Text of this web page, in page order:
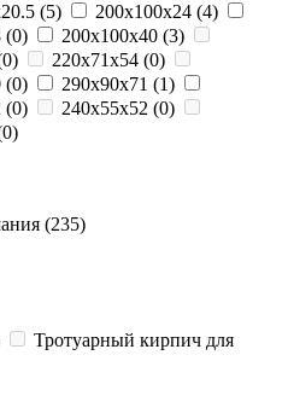
(5) 200x100x24 (4)
(0) 200х100х40 (3)
0) 220x71x54 (0)
(0) 290x90x71 (1)
(0) 240x55x52 (0)
0)
(235)
Тротуарный кирпич для